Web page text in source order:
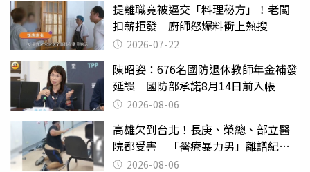
提離職竟被逼交「料理秘方」！老闆
扣薪拒發 廚師怒爆料衝上熱搜
2026-07-22
陳昭姿：676名國防退休教師年金補發
延誤 國防部承諾8月14日前入帳
2026-08-06
高雄欠到台北！長庚、榮總、部立醫
院都受害 「醫療暴力男」離譜紀錄
曝光2026-08-06